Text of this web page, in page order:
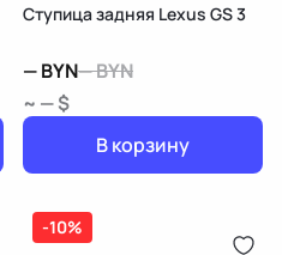
Ступица задняя Lexus GS 3
—BYN—BYN
~ — $
В корзину
-10%